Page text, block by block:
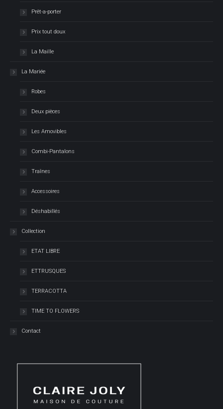
Prêt-a-porter
Prix tout doux
La Maille
La Mariée
Robes
Deux pièces
Les Amovibles
Combi-Pantalons
Traînes
Accessoires
Déshabillés
Collection
ETAT LIBRE
ETTRUSQUES
TERRACOTTA
TIME TO FLOWERS
Contact